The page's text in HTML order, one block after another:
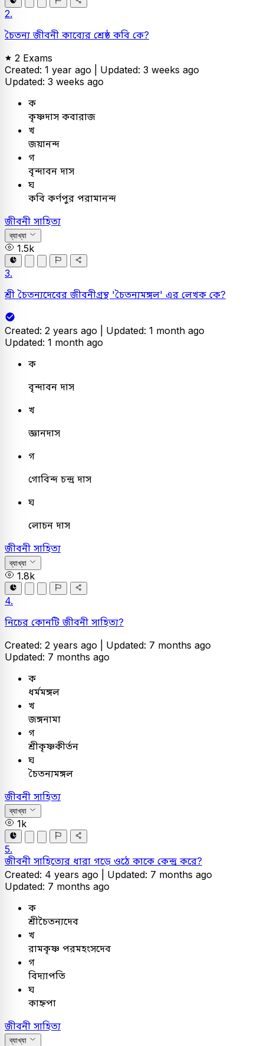
2.
চৈতন্য জীবনী কাব্যের শ্রেষ্ঠ কবি কে?
2 Exams
Created: 1 year ago | Updated: 3 weeks ago
Updated: 3 weeks ago
ক
কৃষ্ণদাস কবারাজ
খ
জয়ানন্দ
গ
বৃন্দাবন দাস
ঘ
কবি কর্ণপুর পরামানন্দ
জীবনী সাহিত্য
ব্যাখ্যা
1.5k
3.
শ্রী চৈতন্যদেবের জীবনীগ্রন্থ 'চৈতন্যমঙ্গল' এর লেখক কে?
Created: 2 years ago | Updated: 1 month ago
Updated: 1 month ago
ক
বৃন্দাবন দাস
খ
জ্ঞানদাস
গ
গোবিন্দ চন্দ্র দাস
ঘ
লোচন দাস
জীবনী সাহিত্য
ব্যাখ্যা
1.8k
4.
নিচের কোনটি জীবনী সাহিত্য?
Created: 2 years ago | Updated: 7 months ago
Updated: 7 months ago
ক
ধর্মমঙ্গল
খ
জঙ্গনামা
গ
শ্রীকৃষ্ণকীর্তন
ঘ
চৈতন্যমঙ্গল
জীবনী সাহিত্য
ব্যাখ্যা
1k
5.
জীবনী সাহিত্যের ধারা গড়ে ওঠে কাকে কেন্দ্র করে?
Created: 4 years ago | Updated: 7 months ago
Updated: 7 months ago
ক
শ্রীচৈতন্যদেব
খ
রামকৃষ্ণ পরমহংসদেব
গ
বিদ্যাপতি
ঘ
কাহ্নপা
জীবনী সাহিত্য
ব্যাখ্যা